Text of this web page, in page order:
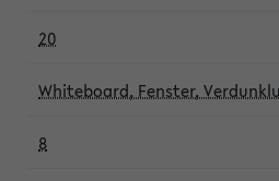
20
Whiteboard, Fenster,
8